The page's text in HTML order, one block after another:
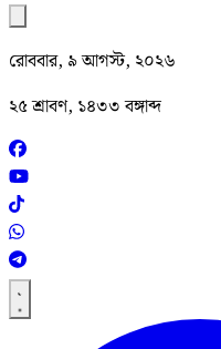
রোববার, ৯ আগস্ট, ২০২৬
২৫ শ্রাবণ, ১৪৩৩ বঙ্গাব্দ